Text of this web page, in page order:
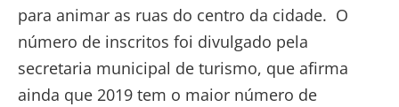
para animar as ruas do centro da cidade. O
número de inscritos foi divulgado pela
secretaria municipal de turismo, que afirma
ainda que 2019 tem o maior número de